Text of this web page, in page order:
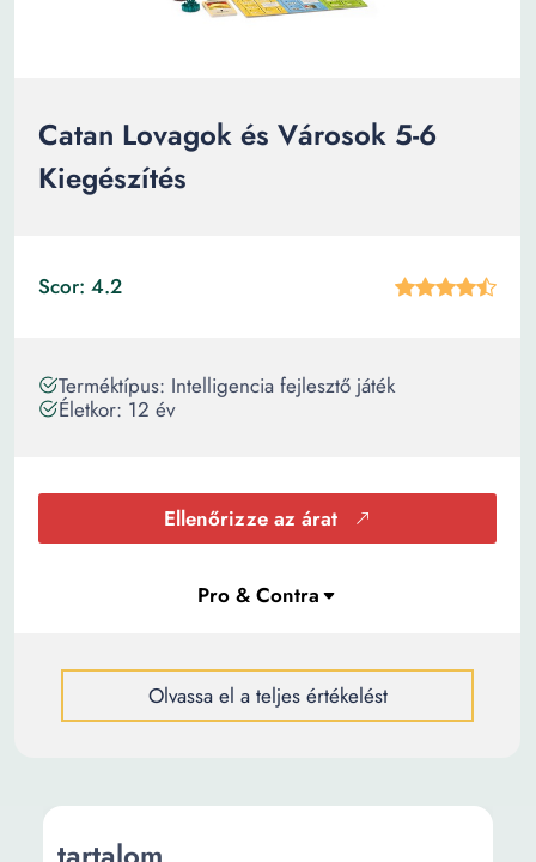
Catan Lovagok és Városok 5-6
Kiegészítés
Scor: 4.2
Terméktípus: Intelligencia fejlesztő játék
Életkor: 12 év
Ellenőrizze az árat
Olvassa el a teljes értékelést